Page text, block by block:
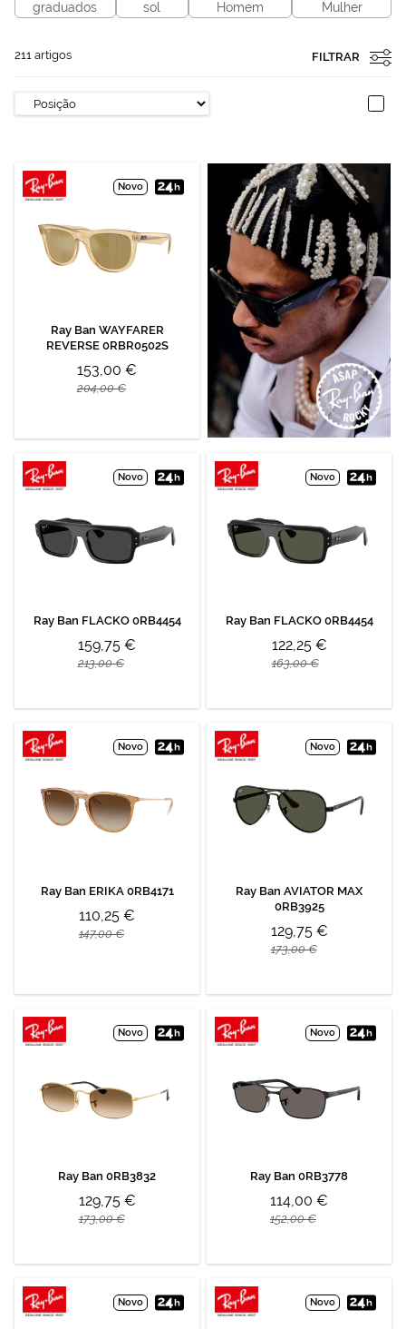
graduados
sol
Homem
Mulher
211 artigos FILTRAR
Novo
Ray Ban WAYFARER
REVERSE 0RBR0502S
153,00 €
204,00 €
Novo
Ray Ban FLACKO 0RB4454
159,75 €
213,00 €
Novo
Ray Ban FLACKO 0RB4454
122,25 €
163,00 €
Novo
Ray Ban ERIKA 0RB4171
110,25 €
147,00 €
Novo
Ray Ban AVIATOR MAX
0RB3925
129,75 €
173,00 €
Novo
Ray Ban 0RB3832
129,75 €
173,00 €
Novo
Ray Ban 0RB3778
114,00 €
152,00 €
Novo Novo